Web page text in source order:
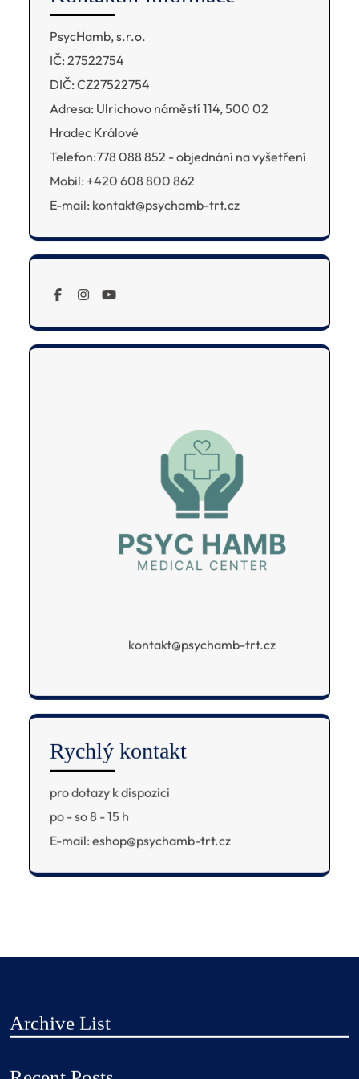
PsycHamb, s.r.o.
IČ: 27522754
DIČ: CZ27522754
Adresa: Ulrichovo náměstí 114, 500 02
Hradec Králové
Telefon:778 088 852 - objednání na vyšetření
Mobil: +420 608 800 862
E-mail: kontakt@psychamb-trt.cz
kontakt@psychamb-trt.cz
Rychlý kontakt
pro dotazy k dispozici
po - so 8 - 15 h
E-mail: eshop@psychamb-trt.cz
Archive List